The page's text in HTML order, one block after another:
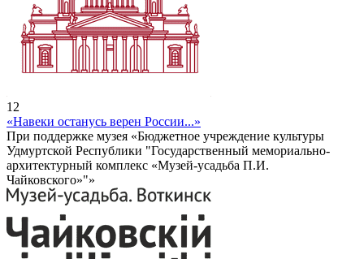
12
«Навеки останусь верен России...»
При поддержке музея «Бюджетное учреждение культуры
Удмуртской Республики "Государственный мемориально-
архитектурный комплекс «Музей-усадьба П.И.
Чайковского»"»